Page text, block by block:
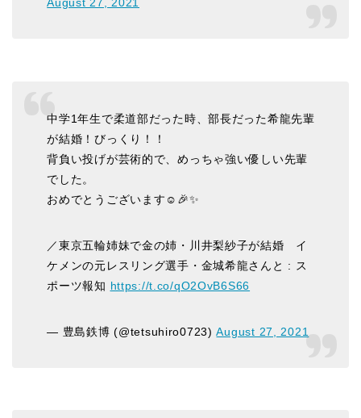
August 27, 2021
中学1年生で柔道部だった時、部長だった希龍先輩
が結婚！びっくり！！
背負い投げが芸術的で、めっちゃ強い優しい先輩
でした。
おめでとうございます☺️🎉✨
／東京五輪姉妹で金の姉・川井梨紗子が結婚 イ
ケメンの元レスリング選手・金城希龍さんと : ス
ポーツ報知 https://t.co/qO2OvB6S66
— 豊島鉄博 (@tetsuhiro0723)August 27, 2021